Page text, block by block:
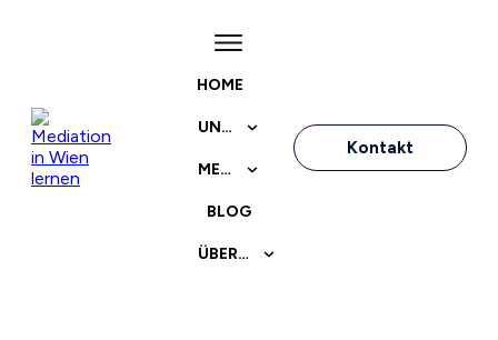
HOME
UNSER ANGEBOT
MEDIATIONSAUSBILDUNG
BLOG
ÜBER UNS
Kontakt